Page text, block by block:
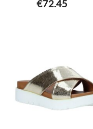
€72.45